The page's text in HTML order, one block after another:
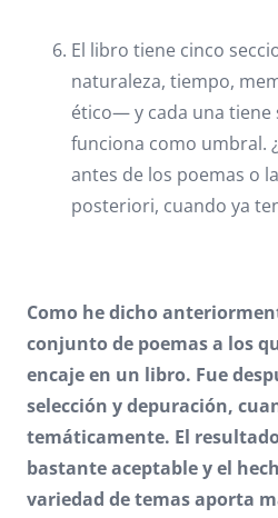
El libro tiene cinco
naturaleza, tiempo,
ético— y cada una
funciona como umbral.
antes de los poemas o
posteriori, cuando ya
Como he dicho
conjunto de poemas a los
encaje en un libro. Fue
selección y depuración,
temáticamente. El
bastante aceptable y el
variedad de temas aporta